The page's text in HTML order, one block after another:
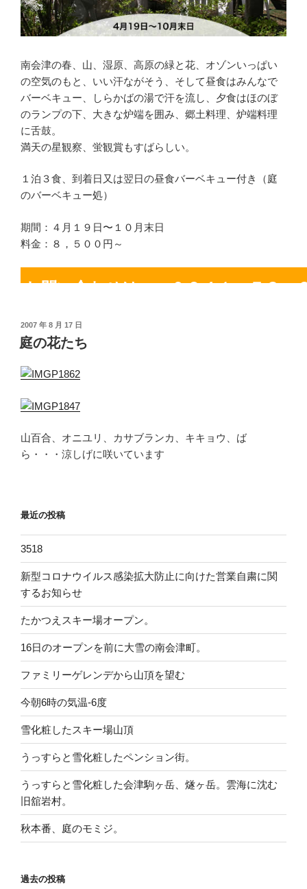
南会津の春、山、湿原、高原の緑と花、オゾンいっぱい
の空気のもと、いい汗ながそう、そして昼食はみんなで
バーベキュー、しらかばの湯で汗を流し、夕食はほのぼ
のランプの下、大きな炉端を囲み、郷土料理、炉端料理
に舌鼓。
満天の星観察、蛍観賞もすばらしい。
１泊３食、到着日又は翌日の昼食バーベキュー付き（庭
のバーベキュー処）
期間：４月１９日〜１０月末日
料金：８，５００円～
お問い合わせは： ０２４１－７８－
投
稿
日:
2007 年 8 月 17 日
庭の花たち
山百合、オニユリ、カサブランカ、キキョウ、ば
ら・・・涼しげに咲いています
最近の投稿
3518
新型コロナウイルス感染拡大防止に向けた営業自粛に関
するお知らせ
たかつえスキー場オープン。
16日のオープンを前に大雪の南会津町。
ファミリーゲレンデから山頂を望む
今朝6時の気温-6度
雪化粧したスキー場山頂
うっすらと雪化粧したペンション街。
うっすらと雪化粧した会津駒ヶ岳、燧ヶ岳。雲海に沈む
旧舘岩村。
秋本番、庭のモミジ。
過去の投稿